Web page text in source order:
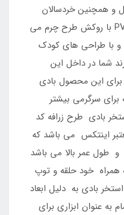
برای کودکان زیر 5 سال و همچنین خردسالان
بوده که ساخته شده از جنس PVC با روکش طرح چرم می
با طراحی های کودک
شما در داخل این
برای این محصول بادی
سرگرمی بیشتر
بادی طرح زرافه کد
اینتکس می باشد که
و طول عمر بالا می باشد
خود حلقه و توپ
بادی به دلیل ابعاد
به عنوان ابزاری برای